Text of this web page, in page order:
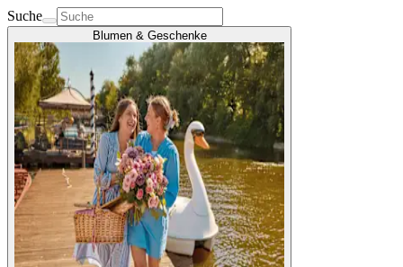
Suche
Blumen & Geschenke